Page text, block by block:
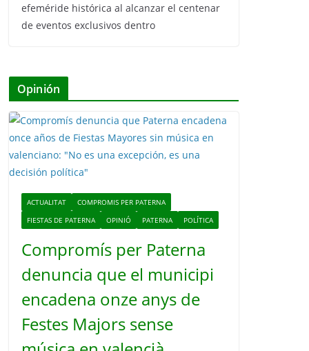
efeméride histórica al alcanzar el centenar
de eventos exclusivos dentro
Opinión
ACTUALITAT
COMPROMIS PER PATERNA
FIESTAS DE PATERNA
OPINIÓ PATERNA POLÍTICA
Compromís per Paterna
denuncia que el municipi
encadena onze anys de
Festes Majors sense